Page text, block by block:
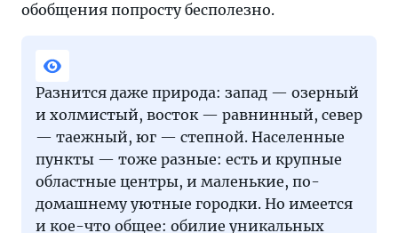
обобщения попросту бесполезно.
Разнится даже природа: запад — озерный
и холмистый, восток — равнинный, север
— таежный, юг — степной. Населенные
пункты — тоже разные: есть и крупные
областные центры, и маленькие, по-
домашнему уютные городки. Но имеется
и кое-что общее: обилие уникальных